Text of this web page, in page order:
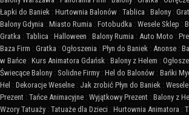
Łapki do Baniek : Hurtownia Balonów : Tablica : Balony :
Balony Gdynia : Miasto Rumia : Fotobudka : Wesele Sklep :
Gratka : Tablica : Halloween : Balony Rumia : Auto Moto :
Baza Firm : Gratka : Ogłoszenia : Płyn do Baniek : Anonse :
w Bańce : Kurs Animatora Gdańsk : Balony z Helem :
Świecące Balony : Solidne Firmy : Hel do Balonów : Bańki
Hel : Dekoracje Weselne : Jak zrobić Płyn do Baniek : Wesele
Prezent : Tańce Animacyjne : Wyjątkowy Prezent : Balony z
Wzory Tatuaży : Tatuaże dla Dzieci : Hurtownia Animatora :